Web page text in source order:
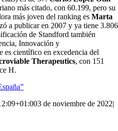
más citado, con 60.199, pero su
más joven del ranking esMarta
a publicar en 2007 y ya tiene 3.806
de Standford también
Innovación y
es científico en excedencia del
Therapeutics, con 151
H.
3 de noviembre de 2022|